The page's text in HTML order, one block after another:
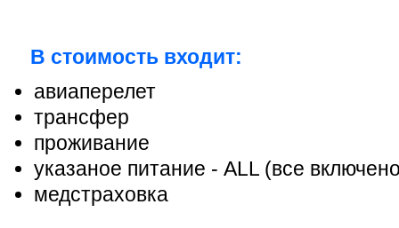
В стоимость входит:
авиаперелет
трансфер
проживание
указаное питание - ALL (все
медстраховка